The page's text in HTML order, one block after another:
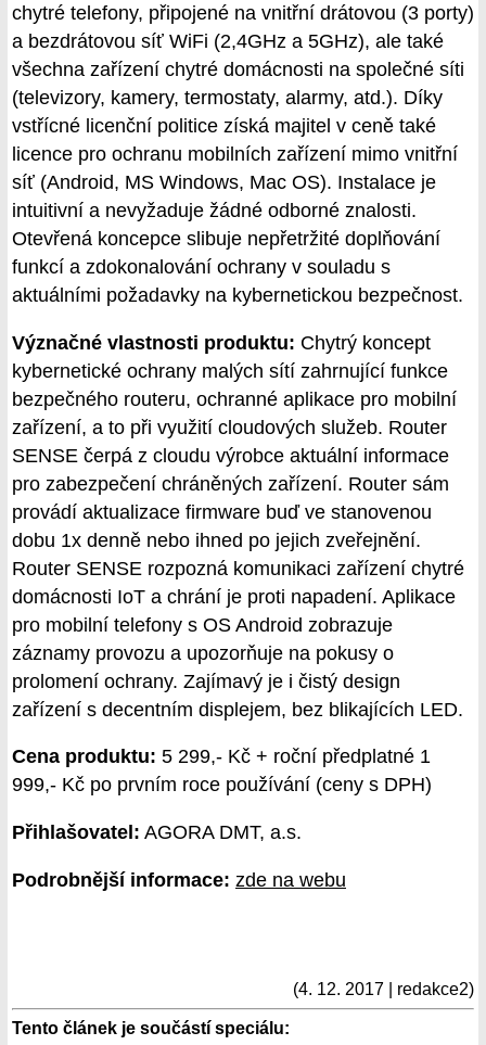
chytré telefony, připojené na vnitřní drátovou (3 porty)
a bezdrátovou síť WiFi (2,4GHz a 5GHz), ale také
všechna zařízení chytré domácnosti na společné síti
(televizory, kamery, termostaty, alarmy, atd.). Díky
vstřícné licenční politice získá majitel v ceně také
licence pro ochranu mobilních zařízení mimo vnitřní
síť (Android, MS Windows, Mac OS). Instalace je
intuitivní a nevyžaduje žádné odborné znalosti.
Otevřená koncepce slibuje nepřetržité doplňování
funkcí a zdokonalování ochrany v souladu s
aktuálními požadavky na kybernetickou bezpečnost.
Význačné vlastnosti produktu: Chytrý koncept
kybernetické ochrany malých sítí zahrnující funkce
bezpečného routeru, ochranné aplikace pro mobilní
zařízení, a to při využití cloudových služeb. Router
SENSE čerpá z cloudu výrobce aktuální informace
pro zabezpečení chráněných zařízení. Router sám
provádí aktualizace firmware buď ve stanovenou
dobu 1x denně nebo ihned po jejich zveřejnění.
Router SENSE rozpozná komunikaci zařízení chytré
domácnosti IoT a chrání je proti napadení. Aplikace
pro mobilní telefony s OS Android zobrazuje
záznamy provozu a upozorňuje na pokusy o
prolomení ochrany. Zajímavý je i čistý design
zařízení s decentním displejem, bez blikajících LED.
Cena produktu: 5 299,- Kč + roční předplatné 1
999,- Kč po prvním roce používání (ceny s DPH)
Přihlašovatel: AGORA DMT, a.s.
Podrobnější informace: zde na webu
(4. 12. 2017 | redakce2)
Tento článek je součástí speciálu: